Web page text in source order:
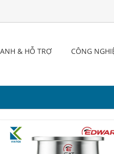
& HỖ TRỢ CÔNG